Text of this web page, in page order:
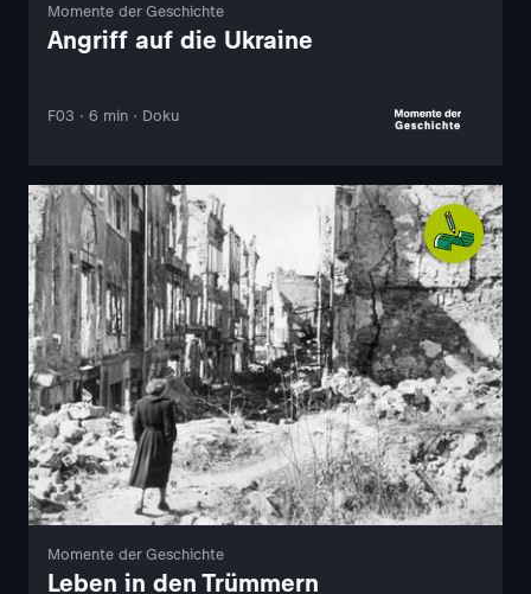
Momente der Geschichte
Angriff auf die Ukraine
F03 · 6 min · Doku
Momente der Geschichte
Leben in den Trümmern